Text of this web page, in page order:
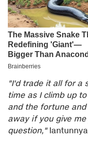
"I'd trade it all for a
time as I climb up
and the fortune
away if you give
question,"